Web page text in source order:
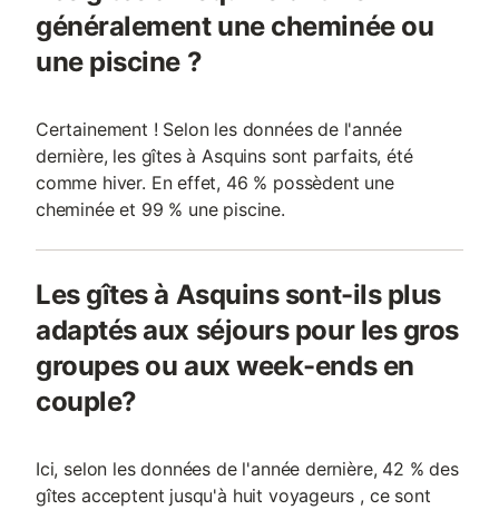
généralement une cheminée ou
une piscine ?
Certainement ! Selon les données de l'année
dernière, les gîtes à Asquins sont parfaits, été
comme hiver. En effet, 46 % possèdent une
cheminée et 99 % une piscine.
Les gîtes à Asquins sont-ils plus
adaptés aux séjours pour les gros
groupes ou aux week-ends en
couple?
Ici, selon les données de l'année dernière, 42 % des
gîtes acceptent jusqu'à huit voyageurs , ce sont